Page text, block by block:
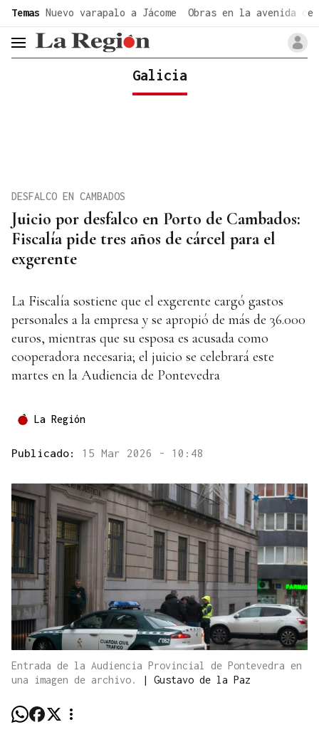
Temas Nuevo varapalo a Jácome Obras en la avenida de
header.menu.open
Galicia
Juicio por desfalco en Porto de Cambados:
Fiscalía pide tres años de cárcel para el
exgerente
DESFALCO EN CAMBADOS
La Fiscalía sostiene que el exgerente cargó gastos
personales a la empresa y se apropió de más de 36.000
euros, mientras que su esposa es acusada como
cooperadora necesaria; el juicio se celebrará este
martes en la Audiencia de Pontevedra
La Región
Publicado: 15 Mar 2026 - 10:48
Entrada de la Audiencia Provincial de Pontevedra en
una imagen de archivo.
| Gustavo de la Paz